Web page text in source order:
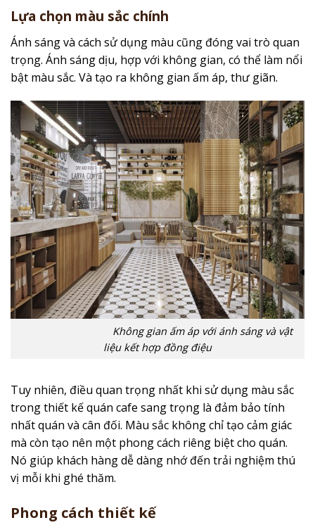
Lựa chọn màu sắc chính
Ánh sáng và cách sử dụng màu cũng đóng vai trò quan
trọng. Ánh sáng dịu, hợp với không gian, có thể làm nổi
bật màu sắc. Và tạo ra không gian ấm áp, thư giãn.
Không gian ấm áp với ánh sáng và vật
liệu kết hợp đồng điệu
Tuy nhiên, điều quan trọng nhất khi sử dụng màu sắc
trong thiết kế quán cafe sang trọng là đảm bảo tính
nhất quán và cân đối. Màu sắc không chỉ tạo cảm giác
mà còn tạo nên một phong cách riêng biệt cho quán.
Nó giúp khách hàng dễ dàng nhớ đến trải nghiệm thú
vị mỗi khi ghé thăm.
Phong cách thiết kế